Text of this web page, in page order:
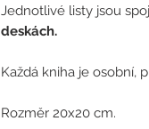
Jednotlivé listy jsou
deskách.
Každá kniha je osobní,
Rozměr 20x20 cm.